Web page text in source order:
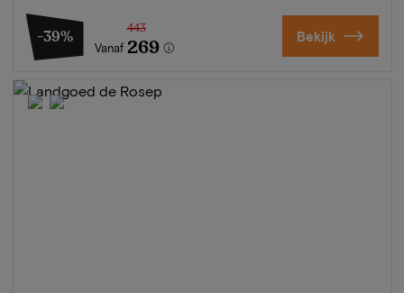
-39%
Vanaf
443
269 Bekijk